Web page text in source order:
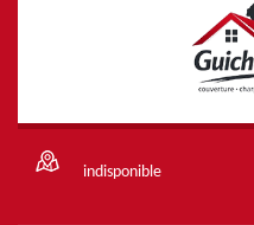
indisponible